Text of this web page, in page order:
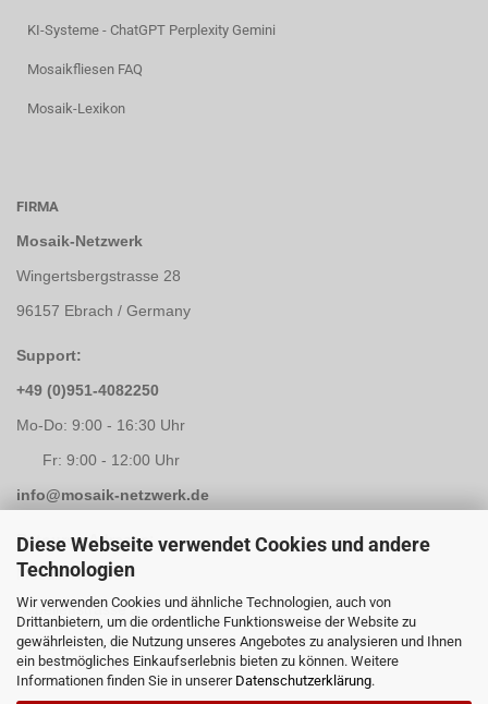
Diese Webseite verwendet Cookies und andere
Technologien
Wir verwenden Cookies und ähnliche Technologien, auch von
Drittanbietern, um die ordentliche Funktionsweise der Website zu
gewährleisten, die Nutzung unseres Angebotes zu analysieren und Ihnen
ein bestmögliches Einkaufserlebnis bieten zu können. Weitere
Informationen finden Sie in unserer Datenschutzerklärung.
KI-Systeme - ChatGPT Perplexity Gemini
Mosaikfliesen FAQ
Mosaik-Lexikon
FIRMA
Mosaik-Netzwerk
Wingertsbergstrasse 28
96157 Ebrach / Germany
Support:
+49 (0)951-4082250
Mo-Do: 9:00 - 16:30 Uhr
Fr: 9:00 - 12:00 Uhr
info@mosaik-netzwerk.de
Retouren Adresse:
Mosaik-Netzwerk
Kapellenstrasse 3
96117 Memmelsdorf / Lichteneiche